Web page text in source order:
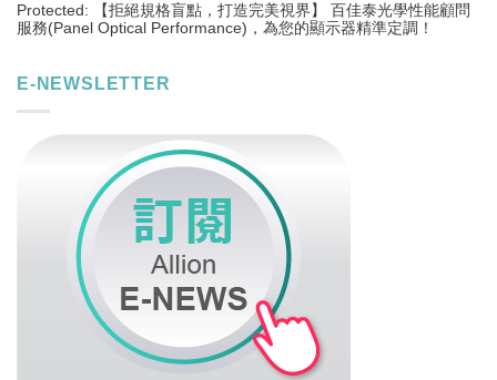
Protected: 【拒絕規格盲點，打造完美視界】 百佳泰光學性能顧問
服務(Panel Optical Performance)，為您的顯示器精準定調！
E-NEWSLETTER